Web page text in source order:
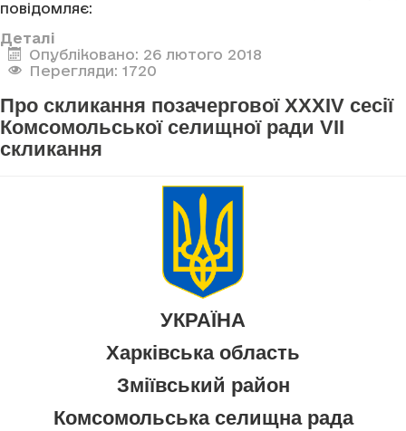
повідомляє:
Деталі
Опубліковано: 26 лютого 2018
Перегляди: 1720
Про скликання позачергової XXXIV сесії
Комсомольської селищної ради VII
скликання
УКРАЇНА
Харківська область
Зміївський район
Комсомольська селищна рада